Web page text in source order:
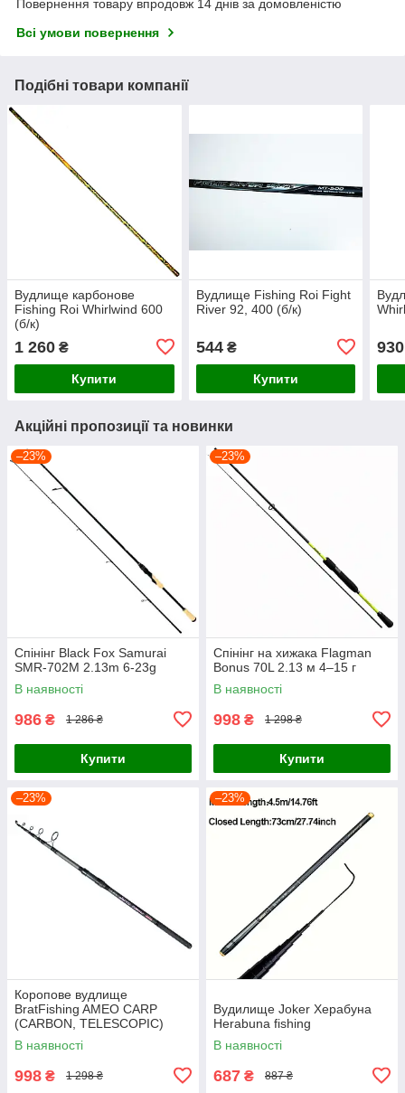
Повернення товару впродовж 14 днів за домовленістю
Всі умови повернення
Подібні товари компанії
Вудлище карбонове
Fishing Roi Whirlwind 600
(б/к)
1 260 ₴
Купити
Вудлище Fishing Roi Fight
River 92, 400 (б/к)
544₴
Купити
930
Акційні пропозиції та новинки
–23%
Спінінг Black Fox Samurai
SMR-702M 2.13m 6-23g
В наявності
986 ₴ 1 286 ₴
Купити
–23%
Спінінг на хижака Flagman
Bonus 70L 2.13 м 4–15 г
В наявності
998 ₴ 1 298 ₴
Купити
–23%
Коропове вудлище
BratFishing AMEO CARP
(CARBON, TELESCOPIC)
3.00 m / 120-220 g.
В наявності
998 ₴ 1 298 ₴
–23%
Вудилище Joker Херабуна
Herabuna fishing
В наявності
687 ₴ 887 ₴